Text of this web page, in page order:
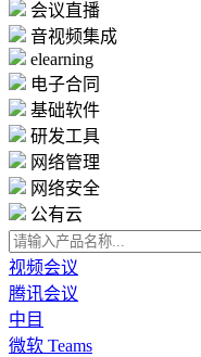
会议直播
音视频集成
elearning
电子合同
基础软件
研发工具
网络管理
网络安全
公有云
视频会议
腾讯会议
中目
微软 Teams